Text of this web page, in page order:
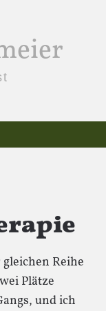
Reihe
Plätze
und ich